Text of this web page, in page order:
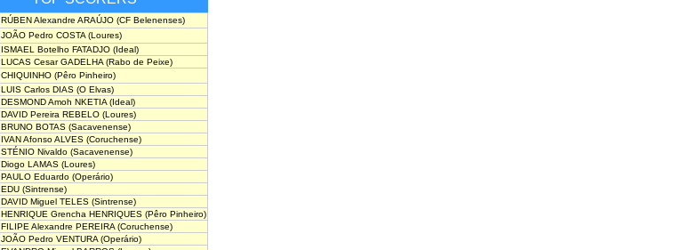
RÚBEN Alexandre ARAÚJO(CF Belenenses)
JOÃO Pedro COSTA(Loures)
ISMAEL Botelho FATADJO(Ideal)
LUCAS Cesar GADELHA(Rabo de Peixe)
CHIQUINHO(Pêro Pinheiro)
LUIS Carlos DIAS(O Elvas)
DESMOND Amoh NKETIA(Ideal)
DAVID Pereira REBELO(Loures)
BRUNO BOTAS(Sacavenense)
IVAN Afonso ALVES(Coruchense)
STÉNIO Nivaldo(Sacavenense)
Diogo LAMAS(Loures)
PAULO Eduardo(Operário)
EDU(Sintrense)
DAVID Miguel TELES(Sintrense)
HENRIQUE Grencha HENRIQUES(Pêro Pinheiro)
FILIPE Alexandre PEREIRA(Coruchense)
JOÃO Pedro VENTURA(Operário)